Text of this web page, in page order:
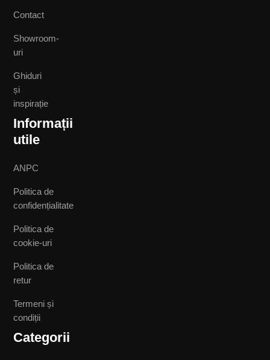
Contact
Showroom-
uri
Ghiduri
și
inspirație
Informații
utile
ANPC
Politica de
confidențialitate
Politica de
cookie-uri
Politica de
retur
Termeni și
condiții
Categorii